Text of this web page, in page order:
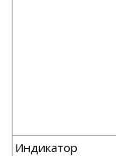
Индикатор